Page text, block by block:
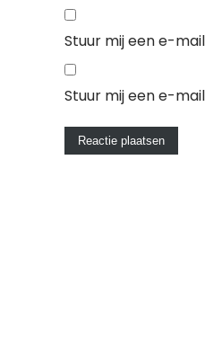
Stuur mij een e-
Stuur mij een e-